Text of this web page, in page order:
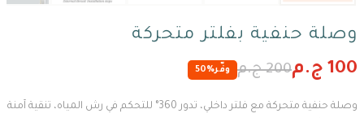
وصلة حنفية بفلتر متحركة
100 ج.م
200 ج.م وفّر50%
وصلة حنفية متحركة مع فلتر داخلي، تدور 360° للتحكم في رش المياه، تنقية آمنة